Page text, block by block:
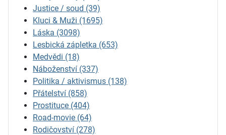
Justice / soud (39)
Kluci & Muži (1695)
Láska (3098)
Lesbická zápletka (653)
Medvědi (18)
Náboženství (337)
Politika / aktivismus (138)
Přátelství (858)
Prostituce (404)
Road-movie (64)
Rodičovství (278)